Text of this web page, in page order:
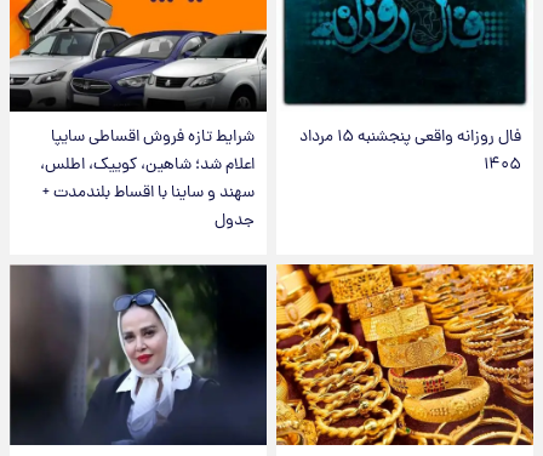
فال روزانه واقعی پنجشنبه ۱۵ مرداد
۱۴۰۵
شرایط تازه فروش اقساطی سایپا
اعلام شد؛ شاهین، کوییک، اطلس،
سهند و ساینا با اقساط بلندمدت +
جدول